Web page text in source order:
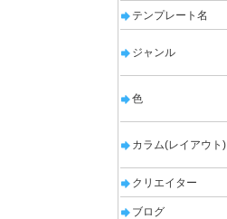
テンプレート名
ジャンル
色
カラム(レイアウト)
クリエイター
ブログ